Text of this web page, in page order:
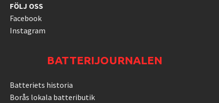
FÖLJ OSS
Facebook
Instagram
BATTERIJOURNALEN
Batteriets historia
Borås lokala batteributik